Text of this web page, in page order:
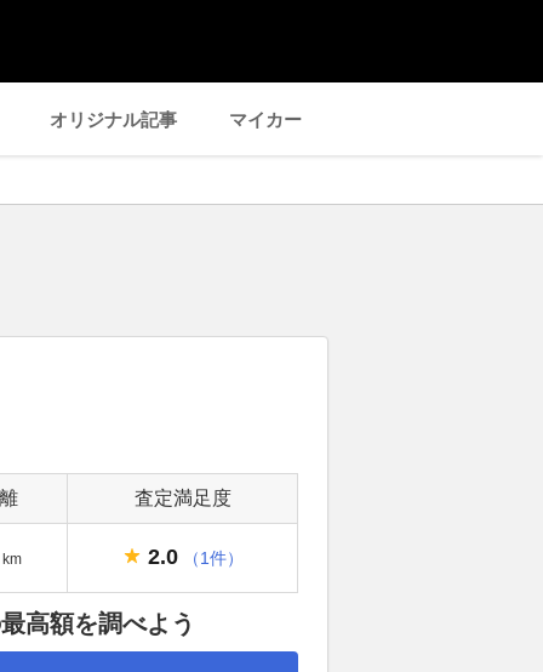
オリジナル記事 マイカー
査定満足度
km 2.0 （1件）
高額を調べよう